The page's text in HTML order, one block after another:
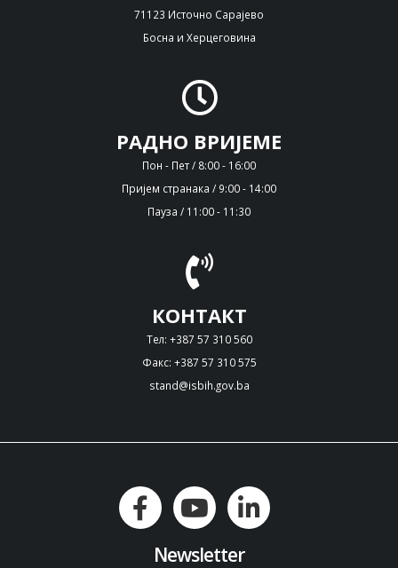
71123 Источно Сарајево
Босна и Херцеговина
РАДНО ВРИЈЕМЕ
Пон - Пет / 8:00 - 16:00
Пријем странака / 9:00 - 14:00
Пауза / 11:00 - 11:30
КОНТАКТ
Тел: +387 57 310 560
Факс: +387 57 310 575
stand@isbih.gov.ba
Newsletter